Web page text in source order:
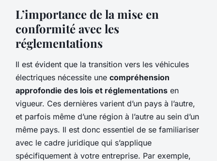
L’importance de la mise en
conformité avec les
réglementations
Il est évident que la transition vers les véhicules
électriques nécessite une compréhension
approfondie des lois et réglementations en
vigueur. Ces dernières varient d’un pays à l’autre,
et parfois même d’une région à l’autre au sein d’un
même pays. Il est donc essentiel de se familiariser
avec le cadre juridique qui s’applique
spécifiquement à votre entreprise. Par exemple,